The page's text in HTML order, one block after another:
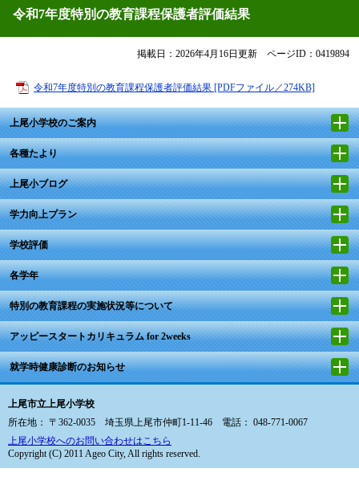
令和7年度特別の教育課程保護者評価結果
掲載日：2026年4月16日更新 ページID：0419894
令和7年度特別の教育課程保護者評価結果 [PDFファイル／274KB]
上尾小学校のご案内
各種たより
上尾小ブログ
学力向上プラン
学校評価
各学年
特別の教育課程の実施状況等について
アッピースタートカリキュラム for 2weeks
就学時健康診断のお知らせ
上尾市立上尾小学校
所在地： 〒362-0035 埼玉県上尾市仲町1-11-46 電話： 048-771-0067
上尾小学校へのお問い合わせはこちら
Copyright (C) 2011 Ageo City, All rights reserved.